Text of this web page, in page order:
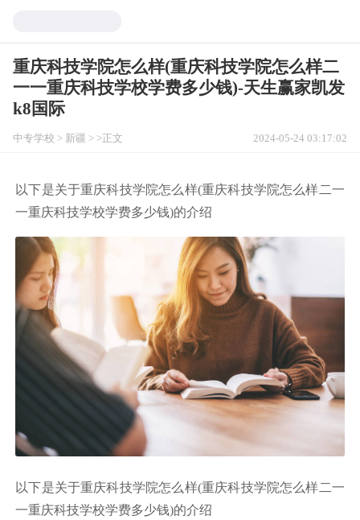
重庆科技学院怎么样(重庆科技学院怎么样二
一一重庆科技学校学费多少钱)-天生赢家凯发
k8国际
中专学校 > 新疆 > >正文 2024-05-24 03:17:02
以下是关于重庆科技学院怎么样(重庆科技学院怎么样二一
一重庆科技学校学费多少钱)的介绍
以下是关于重庆科技学院怎么样(重庆科技学院怎么样二一
一重庆科技学校学费多少钱)的介绍